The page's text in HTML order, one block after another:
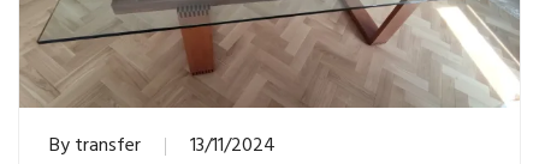
Bytransfer 13/11/2024